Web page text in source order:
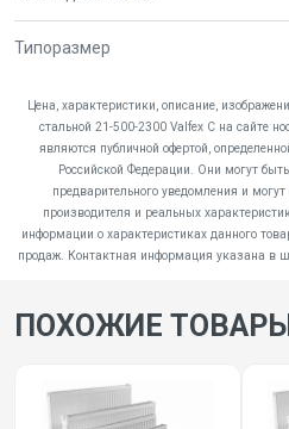
Типоразмер
Цена, характеристики, описание,
стальной 21-500-2300 Valfex C на сайте
являются публичной офертой,
Российской Федерации. Они могут
предварительного уведомления и
производителя и реальных
информации о характеристиках данного
продаж. Контактная информация указана в
ПОХОЖИЕ ТОВАРЫ